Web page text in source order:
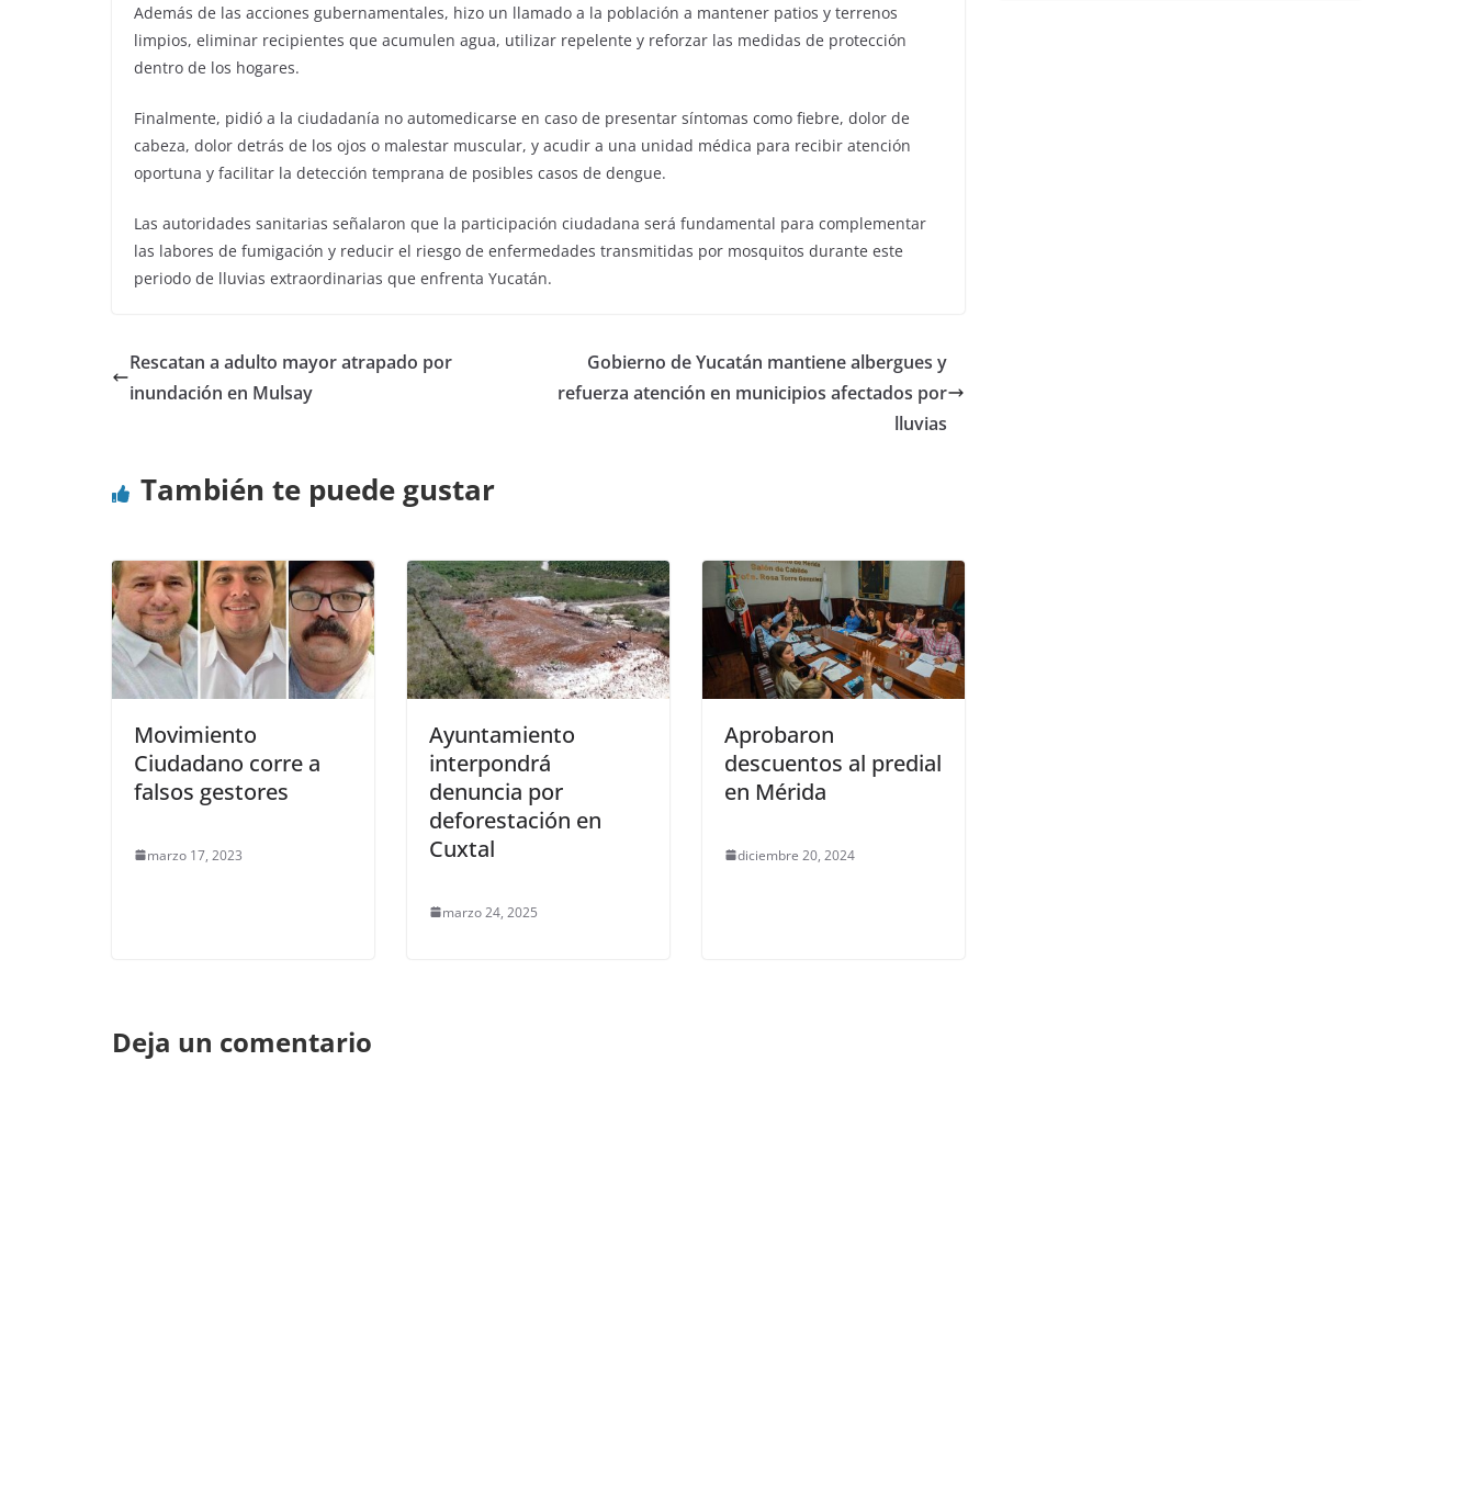
Además de las acciones gubernamentales, hizo un llamado a la población a mantener patios y terrenos
limpios, eliminar recipientes que acumulen agua, utilizar repelente y reforzar las medidas de protección
dentro de los hogares.
Finalmente, pidió a la ciudadanía no automedicarse en caso de presentar síntomas como fiebre, dolor de
cabeza, dolor detrás de los ojos o malestar muscular, y acudir a una unidad médica para recibir atención
oportuna y facilitar la detección temprana de posibles casos de dengue.
Las autoridades sanitarias señalaron que la participación ciudadana será fundamental para complementar
las labores de fumigación y reducir el riesgo de enfermedades transmitidas por mosquitos durante este
periodo de lluvias extraordinarias que enfrenta Yucatán.
Rescatan a adulto mayor atrapado por
inundación en Mulsay
Gobierno de Yucatán mantiene albergues y
refuerza atención en municipios afectados por
lluvias
También te puede gustar
Movimiento
Ciudadano corre a
falsos gestores
marzo 17, 2023
Ayuntamiento
interpondrá
denuncia por
deforestación en
Cuxtal
marzo 24, 2025
Aprobaron
descuentos al predial
en Mérida
diciembre 20, 2024
Deja un comentario